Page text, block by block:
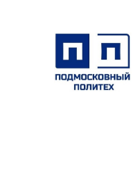
содержимому